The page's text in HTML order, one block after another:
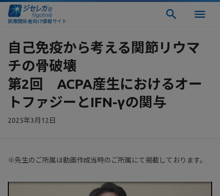
医療関係者向け情報サイト
自己免疫から考える関節リウマ
チの骨破壊
第2回 ACPA産生におけるオー
トファジーとIFN-γの関与
2025年3月12日
※先生のご所属は動画作成当時のご所属にて掲載しております。